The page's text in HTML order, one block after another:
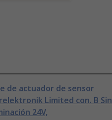
de actuador de sensor
Limited con. B Sin
24V,